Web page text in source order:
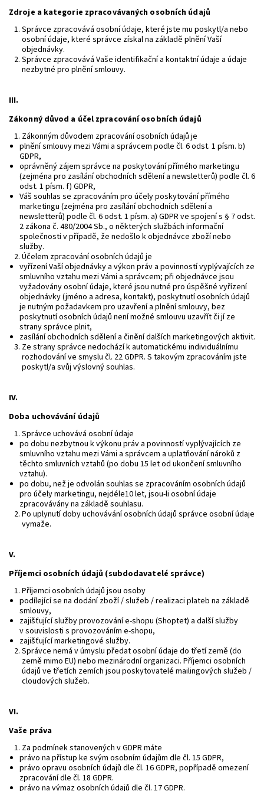
Zdroje a kategorie zpracovávaných osobních údajů
Správce zpracovává osobní údaje, které jste mu poskytl/a nebo
osobní údaje, které správce získal na základě plnění Vaší
objednávky.
Správce zpracovává Vaše identifikační a kontaktní údaje a údaje
nezbytné pro plnění smlouvy.
III.
Zákonný důvod a účel zpracování osobních údajů
Zákonným důvodem zpracování osobních údajů je
plnění smlouvy mezi Vámi a správcem podle čl. 6 odst. 1 písm. b)
GDPR,
oprávněný zájem správce na poskytování přímého marketingu
(zejména pro zasílání obchodních sdělení a newsletterů) podle čl. 6
odst. 1 písm. f) GDPR,
Váš souhlas se zpracováním pro účely poskytování přímého
marketingu (zejména pro zasílání obchodních sdělení a
newsletterů) podle čl. 6 odst. 1 písm. a) GDPR ve spojení s § 7 odst.
2 zákona č. 480/2004 Sb., o některých službách informační
společnosti v případě, že nedošlo k objednávce zboží nebo
služby.
Účelem zpracování osobních údajů je
vyřízení Vaší objednávky a výkon práv a povinností vyplývajících ze
smluvního vztahu mezi Vámi a správcem; při objednávce jsou
vyžadovány osobní údaje, které jsou nutné pro úspěšné vyřízení
objednávky (jméno a adresa, kontakt), poskytnutí osobních údajů
je nutným požadavkem pro uzavření a plnění smlouvy, bez
poskytnutí osobních údajů není možné smlouvu uzavřít či jí ze
strany správce plnit,
zasílání obchodních sdělení a činění dalších marketingových aktivit.
Ze strany správce nedochází k automatickému individuálnímu
rozhodování ve smyslu čl. 22 GDPR. S takovým zpracováním jste
poskytl/a svůj výslovný souhlas.
IV.
Doba uchovávání údajů
Správce uchovává osobní údaje
po dobu nezbytnou k výkonu práv a povinností vyplývajících ze
smluvního vztahu mezi Vámi a správcem a uplatňování nároků z
těchto smluvních vztahů (po dobu 15 let od ukončení smluvního
vztahu).
po dobu, než je odvolán souhlas se zpracováním osobních údajů
pro účely marketingu, nejdéle10 let, jsou-li osobní údaje
zpracovávány na základě souhlasu.
Po uplynutí doby uchovávání osobních údajů správce osobní údaje
vymaže.
V.
Příjemci osobních údajů (subdodavatelé správce)
Příjemci osobních údajů jsou osoby
podílející se na dodání zboží / služeb / realizaci plateb na základě
smlouvy,
zajišťující služby provozování e-shopu (Shoptet) a další služby
v souvislosti s provozováním e-shopu,
zajišťující marketingové služby.
Správce nemá v úmyslu předat osobní údaje do třetí země (do
země mimo EU) nebo mezinárodní organizaci. Příjemci osobních
údajů ve třetích zemích jsou poskytovatelé mailingových služeb /
cloudových služeb.
VI.
Vaše práva
Za podmínek stanovených v GDPR máte
právo na přístup ke svým osobním údajům dle čl. 15 GDPR,
právo opravu osobních údajů dle čl. 16 GDPR, popřípadě omezení
zpracování dle čl. 18 GDPR.
právo na výmaz osobních údajů dle čl. 17 GDPR.